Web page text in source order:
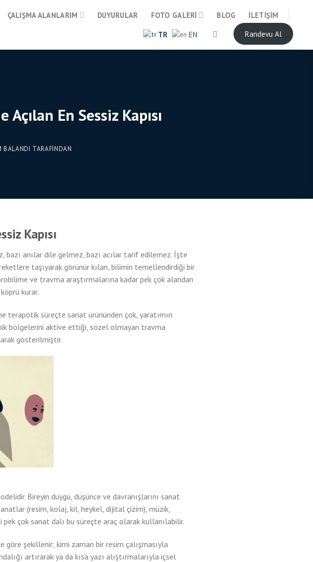
ÇALIŞMA ALANLARIM DUYURULAR FOTO GALERI BLOG İLETIŞIM
TR EN Randevu Al
En Sessiz Kapısı
BALANDI TARAFINDAN
Kapısı
anılar dile gelmez, bazı acılar tarif edilemez. İşte
taşıyarak görünür kılan, bilimin temellendirdiği bir
ve travma araştırmalarına kadar pek çok alandan
kurar.
terapötik süreçte sanat ürününden çok, yaratımın
bölgelerini aktive ettiği, sözel olmayan travma
gösterilmiştir.
Bireyin duygu, düşünce ve davranışlarını sanat
(resim, kolaj, kil, heykel, dijital çizim), müzik,
çok sanat dalı bu süreçte araç olarak kullanılabilir.
göre şekillenir; kimi zaman bir resim çalışmasıyla
artırarak ya da kısa yazı alıştırmalarıyla içsel